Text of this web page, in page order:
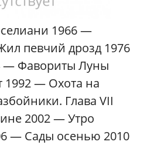
1966 —
певчий дрозд 1976
— Фавориты Луны
1992 — Охота на
Глава VII
2002 — Утро
— Сады осенью 2010